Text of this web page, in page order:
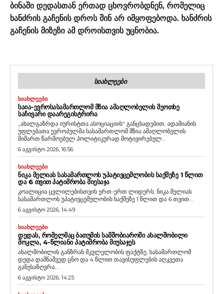
ბინაში დედასთან ერთად ცხოვრობდნენ, რომელიც
ხანძრის გაჩენის დროს შინ არ იმყოფებოდა. ხანძრის
გაჩენის მიზეზი ამ დროისთვის უცნობია.
ᲡᲘᲐᲮᲚᲔᲔᲑᲘ
ᲡᲘᲐᲮᲚᲔᲔᲑᲘ
ᲡᲐᲘᲐ-ᲔᲕᲠᲝᲡᲐᲡᲐᲛᲐᲠᲗᲚᲝᲛ ᲛᲖᲘᲐ ᲐᲛᲐᲦᲚᲝᲑᲔᲚᲘᲡ ᲛᲔᲝᲗᲮᲔ
ᲡᲐᲩᲘᲕᲐᲠᲘ ᲓᲐᲐᲠᲔᲒᲘᲡᲢᲠᲘᲠᲐ
„ახალგაზრდა იურისტთა ასოციაციის“ განცხადებით, ადამიანის
უფლებათა ევროპულმა სასამართლომ მზია ამაღლობელის
მიმართ წარმოებულ პოლიტიკურად მოტივირებულ...
6 აგვისტო 2026, 16:56
ᲡᲘᲐᲮᲚᲔᲔᲑᲘ
ᲜᲘᲙᲐ ᲛᲔᲚᲘᲐᲡ ᲡᲐᲡᲐᲛᲐᲠᲗᲚᲝᲡ ᲣᲞᲐᲢᲘᲕᲪᲔᲛᲚᲝᲑᲘᲡ ᲡᲐᲥᲛᲔᲖᲔ 1 ᲬᲚᲘᲗ
ᲓᲐ 6 ᲗᲕᲘᲗ ᲞᲐᲢᲘᲛᲠᲝᲑᲐ ᲛᲘᲔᲡᲐᲯᲐ
კოალიცია ცვლილებისთვის ერთ-ერთ ლიდერს, ნიკა მელიას
სასამართლოს უპატივცემულობის საქმეზე 1 წლით და 6 თვით...
6 აგვისტო 2026, 14:49
ᲡᲘᲐᲮᲚᲔᲔᲑᲘ
ᲓᲔᲓᲐᲡ, ᲠᲝᲛᲔᲚᲛᲐᲪ ᲑᲐᲗᲣᲛᲘᲡ ᲡᲐᲛᲨᲝᲑᲘᲐᲠᲝᲨᲘ ᲐᲮᲐᲚᲨᲝᲑᲘᲚᲘ
ᲛᲝᲙᲚᲐ, 4-ᲬᲚᲘᲐᲜᲘ ᲞᲐᲢᲘᲛᲠᲝᲑᲐ ᲛᲘᲣᲡᲐᲯᲔᲡ
ახალშობილის განზრახ მკვლელობის ფაქტზე, სასამართლომ
დედა დამნაშვედ ცნო და 4 წლით თავისუფლების აღკვეთა
განუსაზღვრა....
6 აგვისტო 2026, 14:25